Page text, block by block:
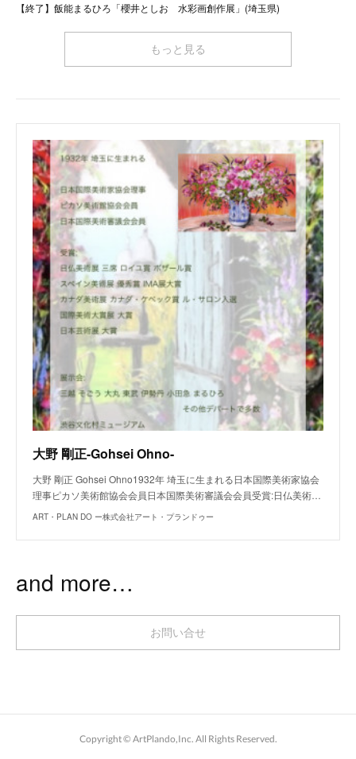
【終了】飯能まるひろ「櫻井としお 水彩画創作展」(埼玉県)
もっと見る
大野 剛正-Gohsei Ohno-
大野 剛正 Gohsei Ohno1932年 埼玉に生まれる日本国際美術家協会
理事ピカソ美術館協会会員日本国際美術審議会会員受賞:日仏美術…
ART・PLAN DO ー株式会社アート・プランドゥー
and more…
お問い合せ
Copyright ©︎ ArtPlando,Inc. All Rights Reserved.